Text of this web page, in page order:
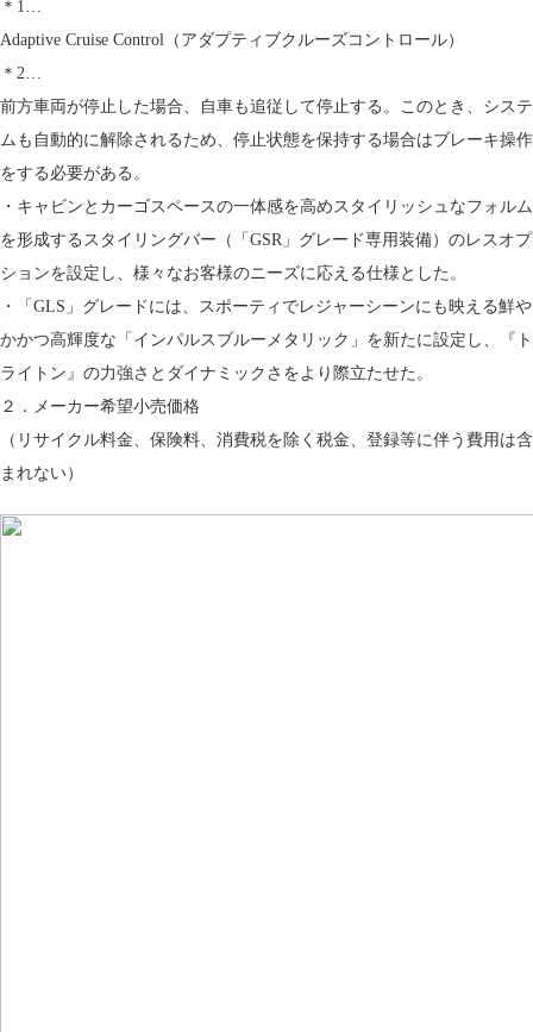
＊1…
Adaptive Cruise Control（アダプティブクルーズコントロール）
＊2…
前方車両が停止した場合、自車も追従して停止する。このとき、システ
ムも自動的に解除されるため、停止状態を保持する場合はブレーキ操作
をする必要がある。
・キャビンとカーゴスペースの一体感を高めスタイリッシュなフォルム
を形成するスタイリングバー（「GSR」グレード専用装備）のレスオプ
ションを設定し、様々なお客様のニーズに応える仕様とした。
・「GLS」グレードには、スポーティでレジャーシーンにも映える鮮や
かかつ高輝度な「インパルスブルーメタリック」を新たに設定し、『ト
ライトン』の力強さとダイナミックさをより際立たせた。
２．メーカー希望小売価格
（リサイクル料金、保険料、消費税を除く税金、登録等に伴う費用は含
まれない）